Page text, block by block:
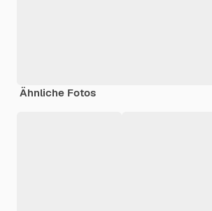
Ähnliche Fotos